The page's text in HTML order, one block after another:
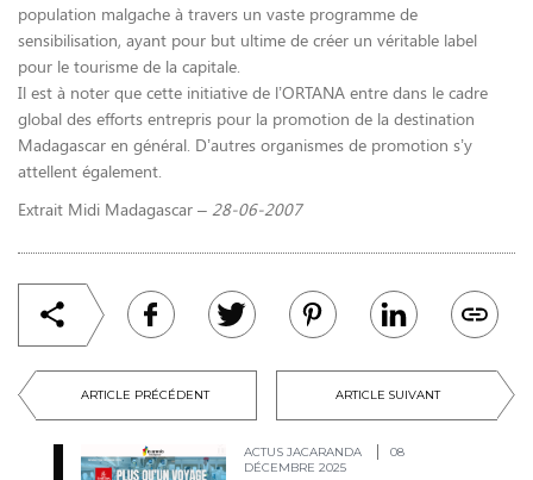
ARTICLE PRÉCÉDENT ARTICLE SUIVANT
ACTUS JACARANDA
08
DÉCEMBRE 2025
population malgache à travers un vaste programme de
sensibilisation, ayant pour but ultime de créer un véritable label
pour le tourisme de la capitale.
Il est à noter que cette initiative de l’ORTANA entre dans le cadre
global des efforts entrepris pour la promotion de la destination
Madagascar en général. D’autres organismes de promotion s’y
attellent également.
Extrait Midi Madagascar – 28-06-2007